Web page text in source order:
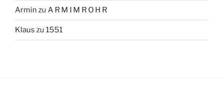
Armin zu A R M I M R O H R
Klaus zu 1551